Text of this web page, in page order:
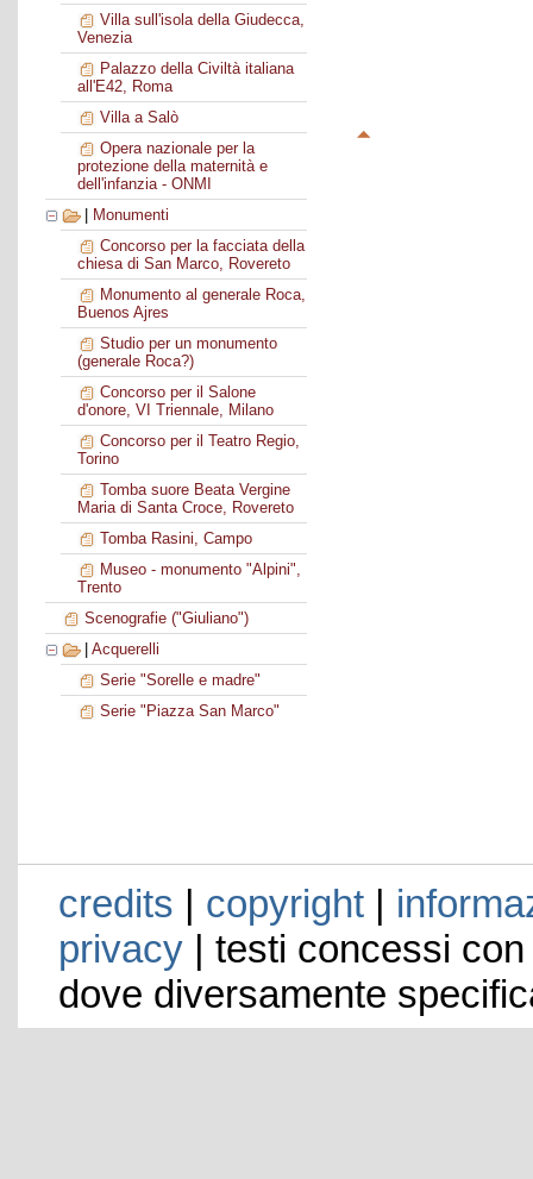
Villa sull'isola della Giudecca,
Venezia
Palazzo della Civiltà italiana
all'E42, Roma
Villa a Salò
Opera nazionale per la
protezione della maternità e
dell'infanzia - ONMI
Monumenti
Concorso per la facciata della
chiesa di San Marco, Rovereto
Monumento al generale Roca,
Buenos Ajres
Studio per un monumento
(generale Roca?)
Concorso per il Salone
d'onore, VI Triennale, Milano
Concorso per il Teatro Regio,
Torino
Tomba suore Beata Vergine
Maria di Santa Croce, Rovereto
Tomba Rasini, Campo
Museo - monumento "Alpini",
Trento
Scenografie ("Giuliano")
Acquerelli
Serie "Sorelle e madre"
Serie "Piazza San Marco"
credits | copyright|
privacy| testi concessi
dove diversamente